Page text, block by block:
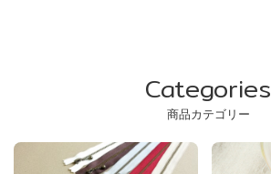
Categories
商品カテゴリー